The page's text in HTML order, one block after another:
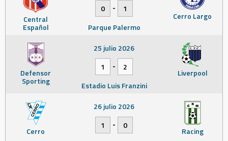
Central
Español
Cerro Largo
0
-
1
Parque Palermo
Defensor
Sporting
Liverpool
25 julio 2026
1
-
2
Estadio Luis Franzini
Cerro Racing
26 julio 2026
1
-
0